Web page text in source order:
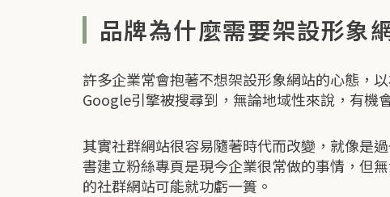
品牌為什麼需要架設形象
許多企業常會抱著不想架設形象網站的心態，
Google引擎被搜尋到，無論地域性來說，有機
其實社群網站很容易隨著時代而改變，就像是
書建立粉絲專頁是現今企業很常做的事情，但
的社群網站可能就功虧一簣。